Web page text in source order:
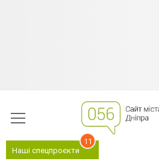
Наші спецпроєкти
11